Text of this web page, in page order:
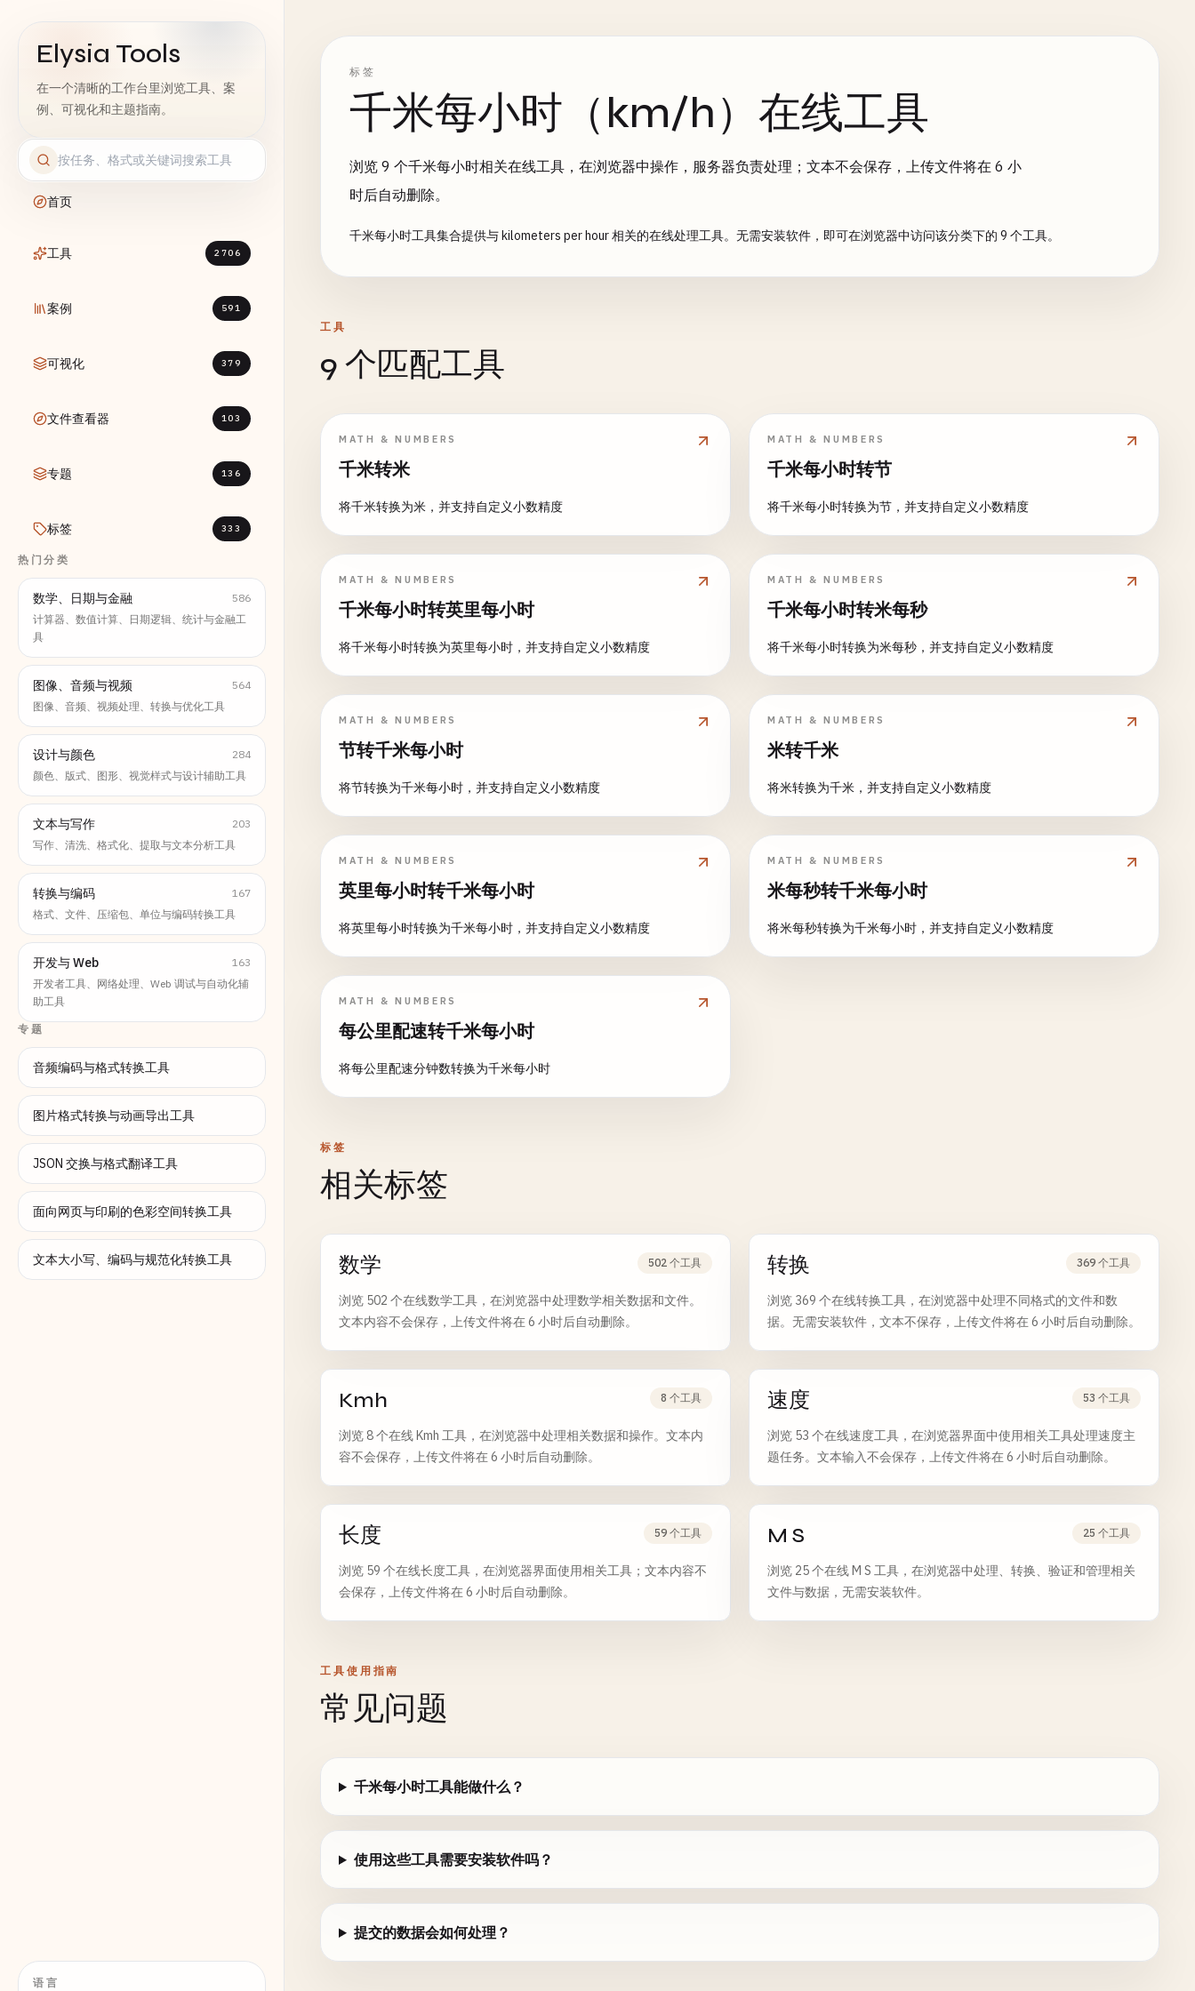
Elysia Tools
在一个清晰的工作台里浏览工具、案
例、可视化和主题指南。
首页
工具 2706
案例 591
可视化 379
文件查看器 103
专题 136
标签 333
热门分类
数学、日期与金融
586
计算器、数值计算、日期逻辑、统计与金融工
具
图像、音频与视频
564
图像、音频、视频处理、转换与优化工具
设计与颜色
284
颜色、版式、图形、视觉样式与设计辅助工具
文本与写作
203
写作、清洗、格式化、提取与文本分析工具
转换与编码
167
格式、文件、压缩包、单位与编码转换工具
开发与 Web
163
开发者工具、网络处理、Web 调试与自动化辅
助工具
专题
音频编码与格式转换工具
图片格式转换与动画导出工具
JSON 交换与格式翻译工具
面向网页与印刷的色彩空间转换工具
文本大小写、编码与规范化转换工具
语言
标签
千米每小时（km/h）在线工具
浏览 9 个千米每小时相关在线工具，在浏览器中操作，服务器负责处理；文本不会保存，上传文件将在 6 小
时后自动删除。
千米每小时工具集合提供与 kilometers per hour 相关的在线处理工具。无需安装软件，即可在浏览器中访问该分类下的 9 个工具。
工具
9 个匹配工具
MATH & NUMBERS
千米转米
将千米转换为米，并支持自定义小数精度
MATH & NUMBERS
千米每小时转节
将千米每小时转换为节，并支持自定义小数精度
MATH & NUMBERS
千米每小时转英里每小时
将千米每小时转换为英里每小时，并支持自定义小数精度
MATH & NUMBERS
千米每小时转米每秒
将千米每小时转换为米每秒，并支持自定义小数精度
MATH & NUMBERS
节转千米每小时
将节转换为千米每小时，并支持自定义小数精度
MATH & NUMBERS
米转千米
将米转换为千米，并支持自定义小数精度
MATH & NUMBERS
英里每小时转千米每小时
将英里每小时转换为千米每小时，并支持自定义小数精度
MATH & NUMBERS
米每秒转千米每小时
将米每秒转换为千米每小时，并支持自定义小数精度
MATH & NUMBERS
每公里配速转千米每小时
将每公里配速分钟数转换为千米每小时
标签
相关标签
数学 502 个工具
浏览 502 个在线数学工具，在浏览器中处理数学相关数据和文件。
文本内容不会保存，上传文件将在 6 小时后自动删除。
转换 369 个工具
浏览 369 个在线转换工具，在浏览器中处理不同格式的文件和数
据。无需安装软件，文本不保存，上传文件将在 6 小时后自动删除。
Kmh 8 个工具
浏览 8 个在线 Kmh 工具，在浏览器中处理相关数据和操作。文本内
容不会保存，上传文件将在 6 小时后自动删除。
速度 53 个工具
浏览 53 个在线速度工具，在浏览器界面中使用相关工具处理速度主
题任务。文本输入不会保存，上传文件将在 6 小时后自动删除。
长度 59 个工具
浏览 59 个在线长度工具，在浏览器界面使用相关工具；文本内容不
会保存，上传文件将在 6 小时后自动删除。
M S 25 个工具
浏览 25 个在线 M S 工具，在浏览器中处理、转换、验证和管理相关
文件与数据，无需安装软件。
工具使用指南
常见问题
千米每小时工具能做什么？
使用这些工具需要安装软件吗？
提交的数据会如何处理？